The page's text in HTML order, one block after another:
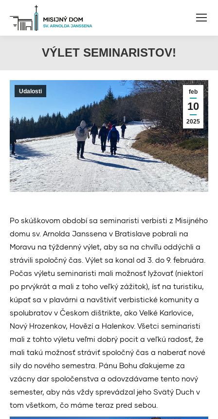
VÝLET SEMINARISTOV!
feb
10
2025
Udalosti
Po skúškovom období sa seminaristi verbisti z Misijného
domu sv. Arnolda Janssena v Bratislave pobrali na
Moravu na týždenný výlet, aby sa na chvíľu oddýchli a
strávili spoločný čas. Výlet sa konal od 3. do 9. februára.
Počas výletu seminaristi mali možnosť lyžovať (niektorí
po prvýkrát a mali z toho veľký zážitok), ísť na turistiku,
kúpať sa v plavárni a navštíviť verbistické komunity a
spolubratov v Českom dištrikte, ako Velké Karlovice,
Nový Hrozenkov, Hovězí a Halenkov. Všetci seminaristi
mali z tohto výletu veľmi dobrý pocit a veľkú radosť, že
mali takú možnosť stráviť spoločný čas a naberať nové
sily do nového semestra. Pánu Bohu ďakujeme za
vzácny dar spoločenstva a odovzdávame tento nový
semester, aby nás vždy sprevádzal jeho Svätý Duch v
tom všetkom, čo máme teraz pred sebou.